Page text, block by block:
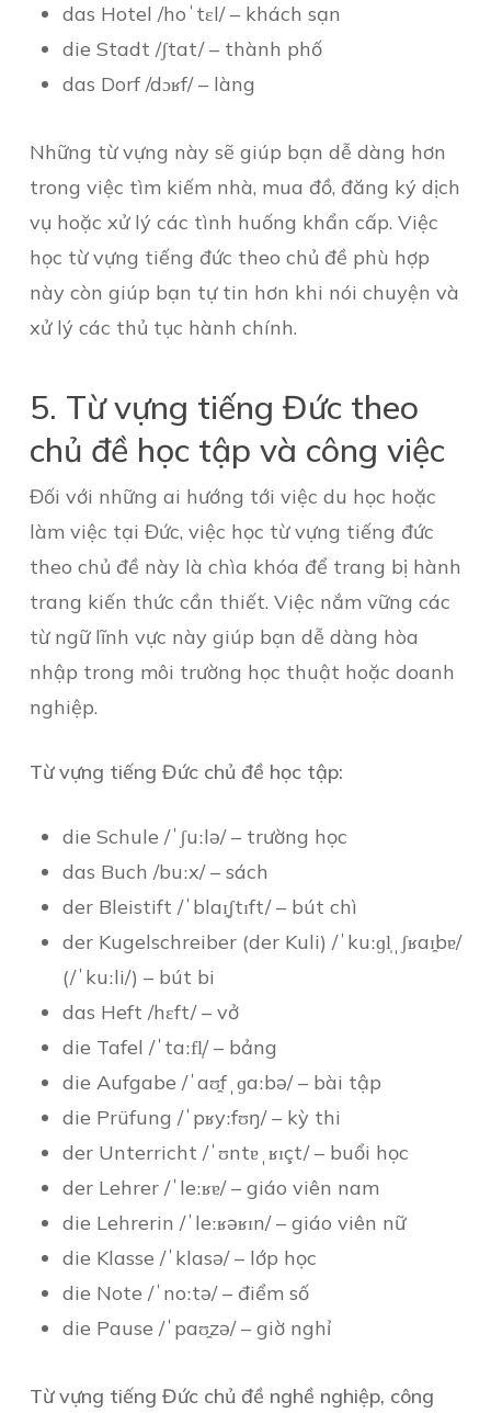
das Hotel /hoˈtɛl/ – khách sạn
die Stadt /ʃtat/ – thành phố
das Dorf /dɔʁf/ – làng
Những từ vựng này sẽ giúp bạn dễ dàng hơn
trong việc tìm kiếm nhà, mua đồ, đăng ký dịch
vụ hoặc xử lý các tình huống khẩn cấp. Việc
học từ vựng tiếng đức theo chủ đề phù hợp
này còn giúp bạn tự tin hơn khi nói chuyện và
xử lý các thủ tục hành chính.
5. Từ vựng tiếng Đức theo
chủ đề học tập và công việc
Đối với những ai hướng tới việc du học hoặc
làm việc tại Đức, việc học từ vựng tiếng đức
theo chủ đề này là chìa khóa để trang bị hành
trang kiến thức cần thiết. Việc nắm vững các
từ ngữ lĩnh vực này giúp bạn dễ dàng hòa
nhập trong môi trường học thuật hoặc doanh
nghiệp.
Từ vựng tiếng Đức chủ đề học tập:
die Schule /ˈʃuːlə/ – trường học
das Buch /buːx/ – sách
der Bleistift /ˈblaɪ̯ʃtɪft/ – bút chì
der Kugelschreiber (der Kuli) /ˈkuːɡl̩ˌʃʁaɪ̯bɐ/
(/ˈkuːli/) – bút bi
das Heft /hɛft/ – vở
die Tafel /ˈtaːfl̩/ – bảng
die Aufgabe /ˈaʊ̯fˌɡaːbə/ – bài tập
die Prüfung /ˈpʁyːfʊŋ/ – kỳ thi
der Unterricht /ˈʊntɐˌʁɪçt/ – buổi học
der Lehrer /ˈleːʁɐ/ – giáo viên nam
die Lehrerin /ˈleːʁəʁɪn/ – giáo viên nữ
die Klasse /ˈklasə/ – lớp học
die Note /ˈnoːtə/ – điểm số
die Pause /ˈpaʊ̯zə/ – giờ nghỉ
Từ vựng tiếng Đức chủ đề nghề nghiệp, công